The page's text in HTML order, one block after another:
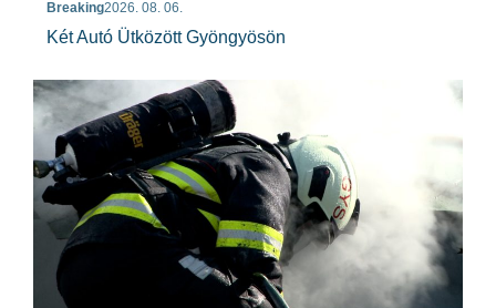
Breaking2026. 08. 06.
Két Autó Ütközött Gyöngyösön